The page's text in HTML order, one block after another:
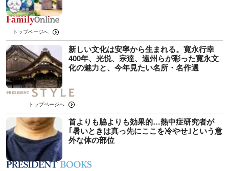
トップページへ
新しい文化は安寧から生まれる。寛永行幸
400年、光悦、宗達、遠州らが彩った寛永文
化の魅力と、今年見たい名所・名作選
トップページへ
首よりも脇よりも効果的…熱中症研究者が
｢暑いときは真っ先にここを冷やせ｣という意
外な体の部位